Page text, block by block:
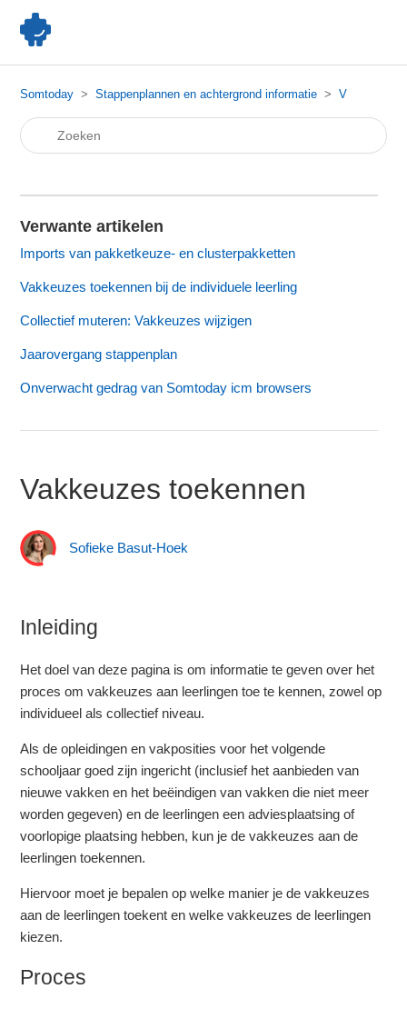
Somtoday Stappenplannen en achtergrond informatie V
Verwante artikelen
Imports van pakketkeuze- en clusterpakketten
Vakkeuzes toekennen bij de individuele leerling
Collectief muteren: Vakkeuzes wijzigen
Jaarovergang stappenplan
Onverwacht gedrag van Somtoday icm browsers
Vakkeuzes toekennen
Sofieke Basut-Hoek
Inleiding
Het doel van deze pagina is om informatie te geven over het
proces om vakkeuzes aan leerlingen toe te kennen, zowel op
individueel als collectief niveau.
Als de opleidingen en vakposities voor het volgende
schooljaar goed zijn ingericht (inclusief het aanbieden van
nieuwe vakken en het beëindigen van vakken die niet meer
worden gegeven) en de leerlingen een adviesplaatsing of
voorlopige plaatsing hebben, kun je de vakkeuzes aan de
leerlingen toekennen.
Hiervoor moet je bepalen op welke manier je de vakkeuzes
aan de leerlingen toekent en welke vakkeuzes de leerlingen
kiezen.
Proces